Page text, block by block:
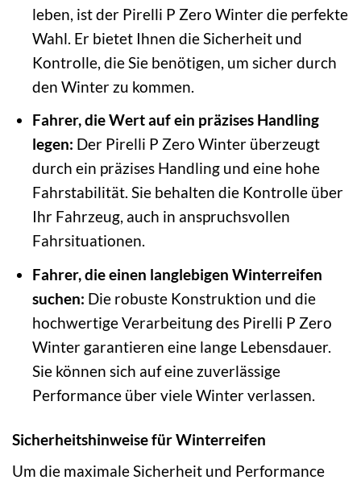
leben, ist der Pirelli P Zero Winter die perfekte
Wahl. Er bietet Ihnen die Sicherheit und
Kontrolle, die Sie benötigen, um sicher durch
den Winter zu kommen.
Fahrer, die Wert auf ein präzises Handling
legen: Der Pirelli P Zero Winter überzeugt
durch ein präzises Handling und eine hohe
Fahrstabilität. Sie behalten die Kontrolle über
Ihr Fahrzeug, auch in anspruchsvollen
Fahrsituationen.
Fahrer, die einen langlebigen Winterreifen
suchen: Die robuste Konstruktion und die
hochwertige Verarbeitung des Pirelli P Zero
Winter garantieren eine lange Lebensdauer.
Sie können sich auf eine zuverlässige
Performance über viele Winter verlassen.
Sicherheitshinweise für Winterreifen
Um die maximale Sicherheit und Performance